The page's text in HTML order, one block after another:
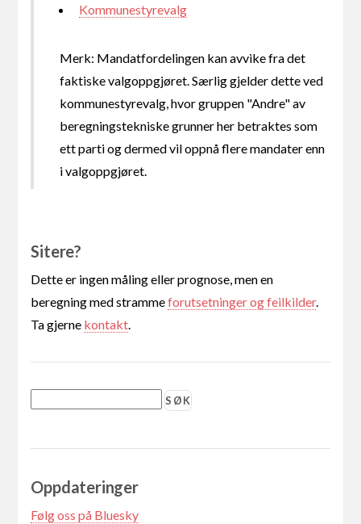
Kommunestyrevalg
Merk: Mandatfordelingen kan avvike fra det
faktiske valgoppgjøret. Særlig gjelder dette ved
kommunestyrevalg, hvor gruppen "Andre" av
beregningstekniske grunner her betraktes som
ett parti og dermed vil oppnå flere mandater enn
i valgoppgjøret.
Sitere?
Dette er ingen måling eller prognose, men en
beregning med strammeforutsetninger og feilkilder.
Ta gjerne kontakt.
Oppdateringer
Følg oss på Bluesky